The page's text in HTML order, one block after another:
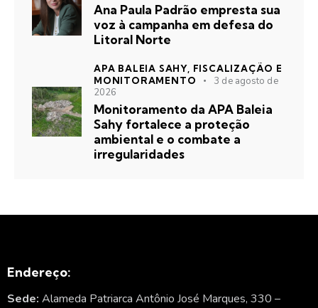
Ana Paula Padrão empresta sua
voz à campanha em defesa do
Litoral Norte
APA BALEIA SAHY, FISCALIZAÇÃO E
MONITORAMENTO
3 de agosto de
2026
Monitoramento da APA Baleia
Sahy fortalece a proteção
ambiental e o combate a
irregularidades
Endereço:
Sede: Alameda Patriarca Antônio José Marques, 330 –